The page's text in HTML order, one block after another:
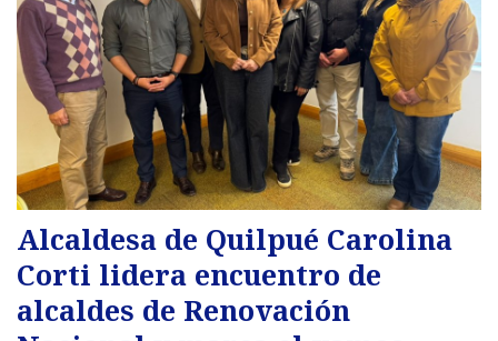
Alcaldesa de Quilpué Carolina
Corti lidera encuentro de
alcaldes de Renovación